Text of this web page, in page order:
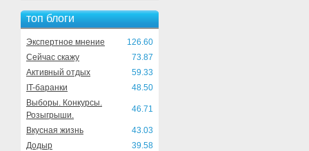
топ блоги
Экспертное мнение
126.60
Сейчас скажу
73.87
Активный отдых
59.33
IT-баранки
48.50
Выборы. Конкурсы.
Розыгрыши.
46.71
Вкусная жизнь
43.03
Додыр
39.58